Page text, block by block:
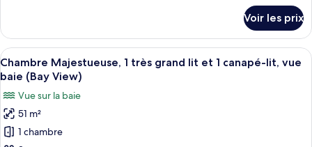
grand
lit,
non-
fumeurs
(View)
le
type
de
chambre
Chambre,
très
grand
lit,
Voir les prix
Afficher
toutes
photos
pour
ce
Une chambre d’hôtel avec deux lits,
7
Chambre Majestueuse, 1 très grand lit et 1 canapé-lit, vue
baie (Bay View)
Vue sur la baie
51 m²
1 chambre